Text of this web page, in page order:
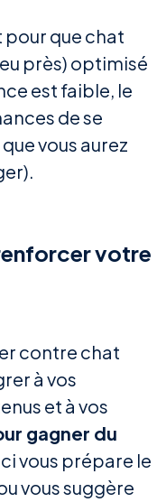
pour que chat
près) optimisé
est faible, le
de se
vous aurez
votre
contre chat
à vos
et à vos
gagner du
vous prépare le
vous suggère